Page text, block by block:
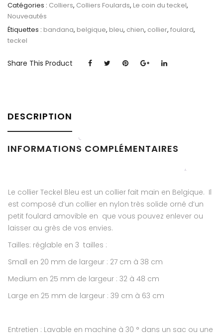
Catégories : Colliers, Colliers Foulards, Le coin du teckel,
Nouveautés
Étiquettes : bandana, belgique, bleu, chien, collier, foulard,
teckel
Share This Product
DESCRIPTION
INFORMATIONS COMPLÉMENTAIRES
Le collier Teckel Bleu est un collier fait main en Belgique. Il
est composé d’un collier en nylon très solide orné d’un
petit foulard amovible en que vous pouvez enlever ou
laisser au grès de vos envies.
Tailles: réglable en 3 tailles :
Small en 20 mm de largeur : 27 cm à 38 cm
Medium en 25 mm de largeur : 32 à 48 cm
Large en 25 mm de largeur : 39 cm à 63 cm
Entretien : Lavable en machine à 30 ° dans un sac ou une